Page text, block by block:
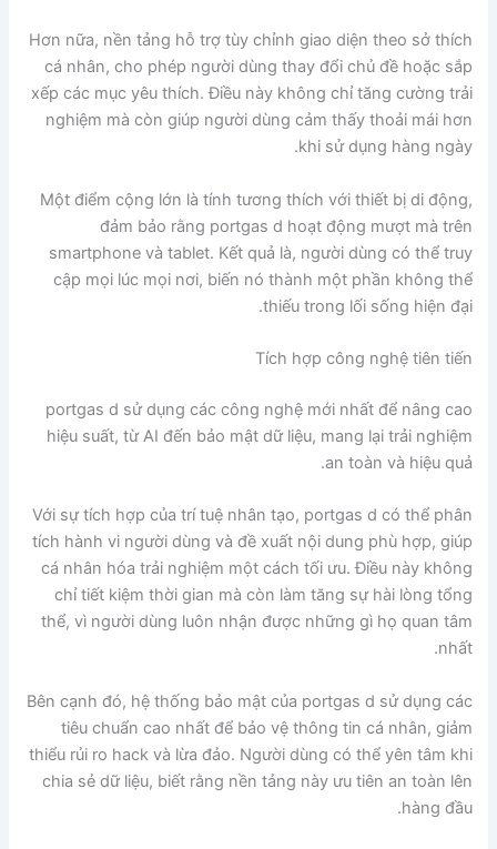
Hơn nữa, nền tảng hỗ trợ tùy chỉnh giao diện theo sở thích
cá nhân, cho phép người dùng thay đổi chủ đề hoặc sắp
xếp các mục yêu thích. Điều này không chỉ tăng cường trải
nghiệm mà còn giúp người dùng cảm thấy thoải mái hơn
khi sử dụng hàng ngày.
Một điểm cộng lớn là tính tương thích với thiết bị di động,
đảm bảo rằng portgas d hoạt động mượt mà trên
smartphone và tablet. Kết quả là, người dùng có thể truy
cập mọi lúc mọi nơi, biến nó thành một phần không thể
thiếu trong lối sống hiện đại.
Tích hợp công nghệ tiên tiến
portgas d sử dụng các công nghệ mới nhất để nâng cao
hiệu suất, từ AI đến bảo mật dữ liệu, mang lại trải nghiệm
an toàn và hiệu quả.
Với sự tích hợp của trí tuệ nhân tạo, portgas d có thể phân
tích hành vi người dùng và đề xuất nội dung phù hợp, giúp
cá nhân hóa trải nghiệm một cách tối ưu. Điều này không
chỉ tiết kiệm thời gian mà còn làm tăng sự hài lòng tổng
thể, vì người dùng luôn nhận được những gì họ quan tâm
nhất.
Bên cạnh đó, hệ thống bảo mật của portgas d sử dụng các
tiêu chuẩn cao nhất để bảo vệ thông tin cá nhân, giảm
thiểu rủi ro hack và lừa đảo. Người dùng có thể yên tâm khi
chia sẻ dữ liệu, biết rằng nền tảng này ưu tiên an toàn lên
hàng đầu.